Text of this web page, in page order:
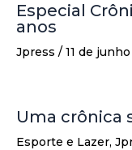
Especial
anos
Jpress / 11 de
Uma crônica
Esporte e Lazer,